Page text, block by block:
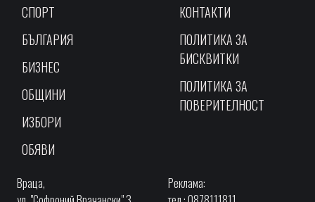
СПОРТ
БЪЛГАРИЯ
БИЗНЕС
ОБЩИНИ
ИЗБОРИ
ОБЯВИ
КОНТАКТИ
ПОЛИТИКА ЗА
БИСКВИТКИ
ПОЛИТИКА ЗА
ПОВЕРИТЕЛНОСТ
Враца,
Реклама: